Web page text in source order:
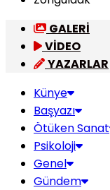
GALERİ
VİDEO
YAZARLAR
Künye
Başyazı
Ötüken Sanat
Psikoloji
Genel
Gündem